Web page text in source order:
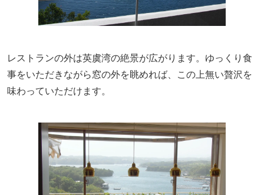
レストランの外は英虞湾の絶景が広がります。ゆっくり食
事をいただきながら窓の外を眺めれば、この上無い贅沢を
味わっていただけます。